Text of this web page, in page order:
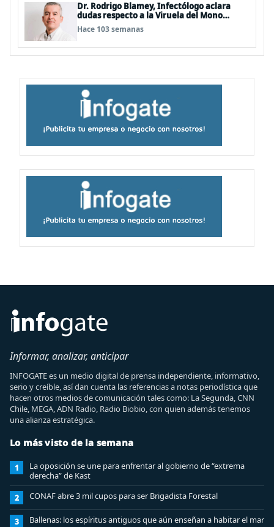
Dr. Rodrigo Blamey, Infectólogo aclara
dudas respecto a la Viruela del Mono
(MPOX)
Hace 103 semanas
Informar, analizar, anticipar
INFOGATE es un medio digital de prensa independiente, informativo,
serio y creíble, así dan cuenta las referencias a notas periodística que
hacen otros medios de comunicación tales como: La Segunda, CNN
Chile, MEGA, ADN Radio, Radio Biobio, con quien además tenemos
una alianza estratégica.
Lo más visto de la semana
1
La oposición se une para enfrentar al gobierno de “extrema
derecha” de Kast
2 CONAF abre 3 mil cupos para ser Brigadista Forestal
3 Ballenas: los espíritus antiguos que aún enseñan a habitar el mar